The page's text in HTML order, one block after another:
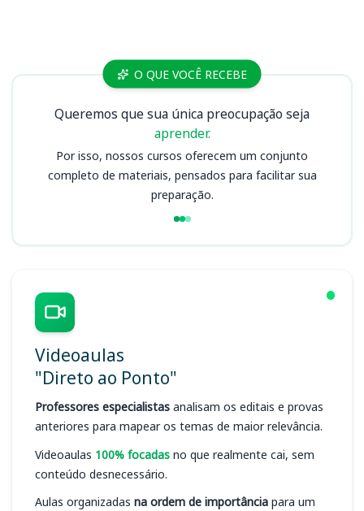
Cursos O QUE VOCÊ RECEBE
Queremos que sua única preocupação seja
aprender.
Por isso, nossos cursos oferecem um conjunto
completo de materiais, pensados para facilitar sua
preparação.
Videoaulas
"Direto ao Ponto"
Professores especialistas analisam os editais e provas
anteriores para mapear os temas de maior relevância.
Videoaulas 100% focadas no que realmente cai, sem
conteúdo desnecessário.
Aulas organizadas na ordem de importância para um